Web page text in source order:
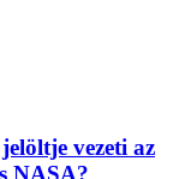
vezeti az
NASA?